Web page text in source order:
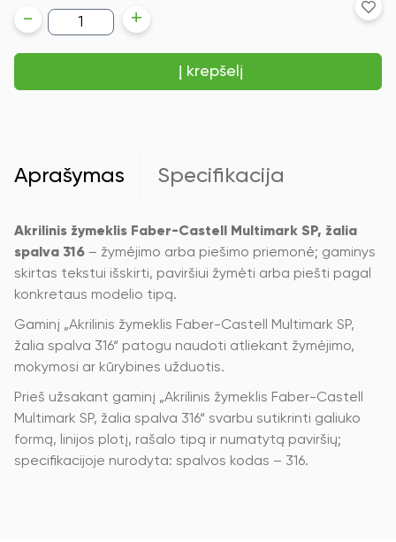
produkto
kiekis:
Akrilinis
žymeklis
Castell
316
- +
Į krepšelį
Aprašymas Specifikacija
Akrilinis žymeklis Faber-Castell Multimark SP, žalia
spalva 316 – žymėjimo arba piešimo priemonė; gaminys
skirtas tekstui išskirti, paviršiui žymėti arba piešti pagal
konkretaus modelio tipą.
Gaminį „Akrilinis žymeklis Faber-Castell Multimark SP,
žalia spalva 316“ patogu naudoti atliekant žymėjimo,
mokymosi ar kūrybines užduotis.
Prieš užsakant gaminį „Akrilinis žymeklis Faber-Castell
Multimark SP, žalia spalva 316“ svarbu sutikrinti galiuko
formą, linijos plotį, rašalo tipą ir numatytą paviršių;
specifikacijoje nurodyta: spalvos kodas – 316.